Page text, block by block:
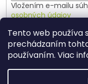
Tento web používa
prechádzaním
používaním. Viac
Vložením e-mailu
osobných údajov
PRIHLÁSIŤ SA